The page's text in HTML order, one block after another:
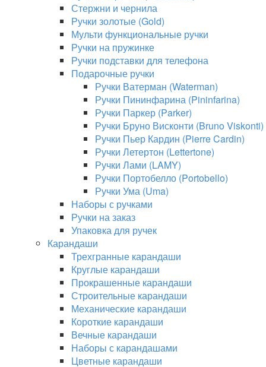
Стержни и чернила
Ручки золотые (Gold)
Мульти функциональные ручки
Ручки на пружинке
Ручки подставки для телефона
Подарочные ручки
Ручки Ватерман (Waterman)
Ручки Пининфарина (Pininfarina)
Ручки Паркер (Parker)
Ручки Бруно Висконти (Bruno Viskonti)
Ручки Пьер Кардин (Pierre Cardin)
Ручки Летертон (Lettertone)
Ручки Лами (LAMY)
Ручки Портобелло (Portobello)
Ручки Ума (Uma)
Наборы с ручками
Ручки на заказ
Упаковка для ручек
Карандаши
Трехгранные карандаши
Круглые карандаши
Прокрашенные карандаши
Строительные карандаши
Механические карандаши
Короткие карандаши
Вечные карандаши
Наборы с карандашами
Цветные карандаши